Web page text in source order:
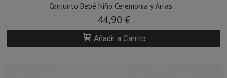
Conjunto Bebé Niño Ceremonia y Arras...
44,90 €
Añadir a Carrito